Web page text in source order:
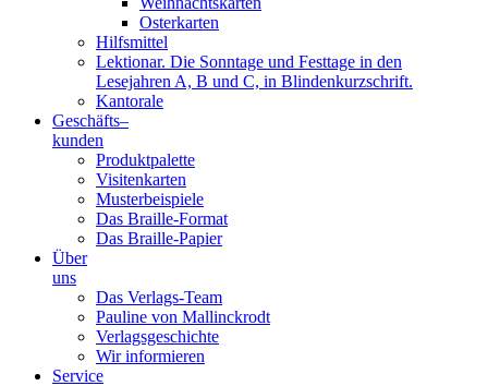
Osterkarten
Hilfsmittel
Lektionar. Die Sonntage und Festtage in den
Lesejahren A, B und C, in Blindenkurzschrift.
Kantorale
Geschäfts­–
kunden
Produktpalette
Visitenkarten
Musterbeispiele
Das Braille-Format
Das Braille-Papier
Über
uns
Das Verlags-Team
Pauline von Mallinckrodt
Verlagsgeschichte
Wir informieren
Service